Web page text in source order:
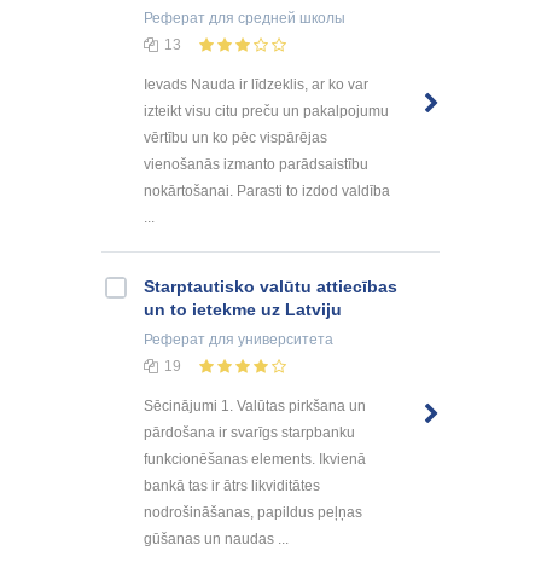
Реферат для средней школы
13
Ievads Nauda ir līdzeklis, ar ko var
izteikt visu citu preču un pakalpojumu
vērtību un ko pēc vispārējas
vienošanās izmanto parādsaistību
nokārtošanai. Parasti to izdod valdība
...
Starptautisko valūtu attiecības
un to ietekme uz Latviju
Реферат для университета
19
Sēcinājumi 1. Valūtas pirkšana un
pārdošana ir svarīgs starpbanku
funkcionēšanas elements. Ikvienā
bankā tas ir ātrs likviditātes
nodrošināšanas, papildus peļņas
gūšanas un naudas ...